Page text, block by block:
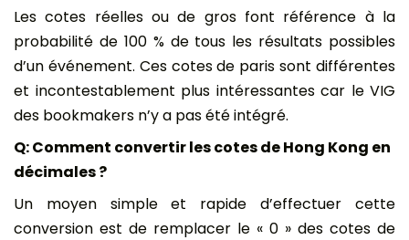
Les cotes réelles ou de gros font référence à la
probabilité de 100 % de tous les résultats possibles
d’un événement. Ces cotes de paris sont différentes
et incontestablement plus intéressantes car le VIG
des bookmakers n’y a pas été intégré.
Q: Comment convertir les cotes de Hong Kong en
décimales ?
Un moyen simple et rapide d’effectuer cette
conversion est de remplacer le « 0 » des cotes de